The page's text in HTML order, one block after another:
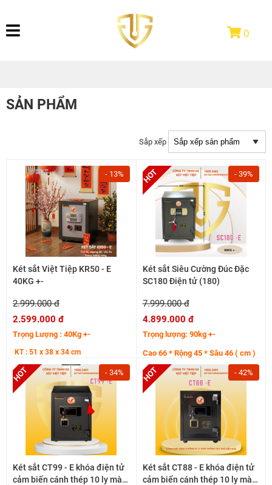
0
SẢN PHẨM
Sắp xếp
- 13%
Két sắt Việt Tiệp KR50 - E
40KG +-
2.999.000 đ
2.599.000 đ
Trọng Lượng : 40Kg +-
KT : 51 x 38 x 34 cm
- 39%
Két sắt Siêu Cường Đúc Đặc
SC180 Điện tử (180)
7.999.000 đ
4.899.000 đ
Trọng lượng: 90kg +-
Cao 66 * Rộng 45 * Sâu 46 ( cm )
- 34%
Két sắt CT99 - E khóa điện tử
cảm biến cánh thép 10 ly màu
- 42%
Két sắt CT88 - E khóa điện tử
cảm biến cánh thép 10 ly màu